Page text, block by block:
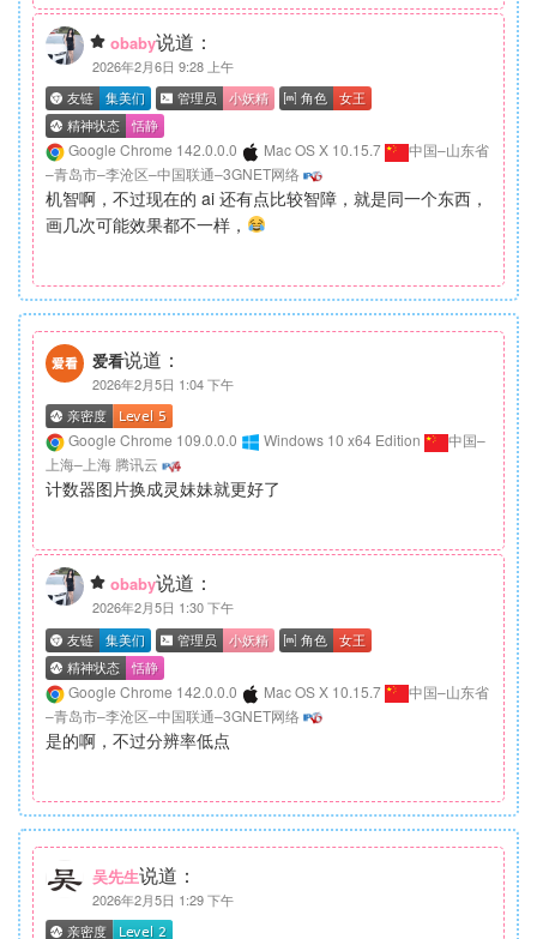
obaby说道：
2026年2月6日 9:28 上午
Google Chrome 142.0.0.0 Mac OS X 10.15.7
中国–山东省
–青岛市–李沧区–中国联通–3GNET网络
机智啊，不过现在的 ai 还有点比较智障，就是同一个东西，
画几次可能效果都不一样，
爱看说道：
2026年2月5日 1:04 下午
Google Chrome 109.0.0.0 Windows 10 x64 Edition
中国–
上海–上海 腾讯云
计数器图片换成灵妹妹就更好了
obaby说道：
2026年2月5日 1:30 下午
Google Chrome 142.0.0.0 Mac OS X 10.15.7
中国–山东省
–青岛市–李沧区–中国联通–3GNET网络
是的啊，不过分辨率低点
吴先生说道：
2026年2月5日 1:29 下午